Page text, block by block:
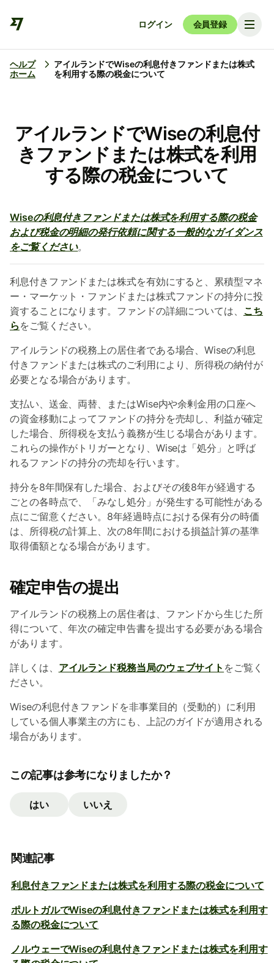
ログイン 会員登録
ヘルプ
ホーム
アイルランドでWiseの利息付きファンドまたは株式
を利用する際の税金について
アイルランドでWiseの利息付
きファンドまたは株式を利用
する際の税金について
Wiseの利息付きファンドまたは株式を利用する際の税金
および税金の明細の発行依頼に関する一般的なガイダンス
をご覧ください。
利息付きファンドまたは株式を有効にすると、累積型マネ
ー・マーケット・ファンドまたは株式ファンドの持分に投
資することになります。ファンドの詳細については、 こち
ら をご覧ください。
アイルランドの税務上の居住者である場合、Wiseの利息
付きファンドまたは株式のご利用により、所得税の納付が
必要となる場合があります。
支払い、送金、両替、またはWise内や余剰金用の口座へ
の資金移動によってファンドの持分を売却し、利益が確定
した場合、所得税を支払う義務が生じる場合があります。
これらの操作がトリガーとなり、Wiseは「処分」と呼ば
れるファンドの持分の売却を行います。
持分を8年間保有した場合、およびその後8年が経過する
ごとの各時点で、「みなし処分」が発生する可能性がある
点にご留意ください。8年経過時点における保有分の時価
は、所得税の計算上、次の8年間における損益計算の基準
取得価額となる場合があります。
確定申告の提出
アイルランドの税務上の居住者は、ファンドから生じた所
得について、年次の確定申告書を提出する必要がある場合
があります。
詳しくは、 アイルランド税務当局のウェブサイト をご覧く
ださい。
Wiseの利息付きファンドを非事業目的（受動的）に利用
している個人事業主の方にも、上記のガイドが適用される
場合があります。
この記事は参考になりましたか？
はい いいえ
関連記事
利息付きファンドまたは株式を利用する際の税金について
ポルトガルでWiseの利息付きファンドまたは株式を利用す
る際の税金について
ノルウェーでWiseの利息付きファンドまたは株式を利用す